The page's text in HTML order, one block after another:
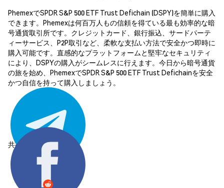
PhemexでSPDR S&P 500 ETF Trust Defichain (DSPY)を簡単に購入
できます。Phemexは何百万人もの信頼を得ている最も効率的な暗
号通貨取引所です。クレジットカード、銀行振込、サードパーテ
ィーサービス、P2P取引など、柔軟な支払い方法で安全かつ即時に
購入可能です。直感的なプラットフォームと堅牢なセキュリティ
により、DSPYの購入がシームレスに行えます。今日から暗号通貨
の旅を始め、PhemexでSPDR S&P 500 ETF Trust Defichainを安全
かつ自信を持って購入しましょう。
共有する: